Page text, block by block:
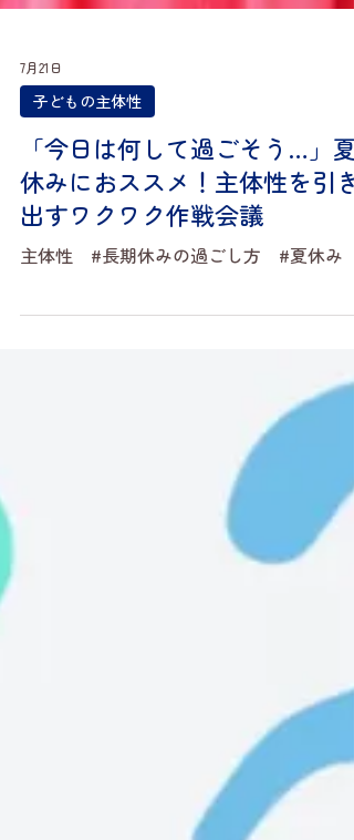
7月21日
子どもの主体性
「今日は何して過ごそう…」夏
休みにおススメ！主体性を引き
出すワクワク作戦会議